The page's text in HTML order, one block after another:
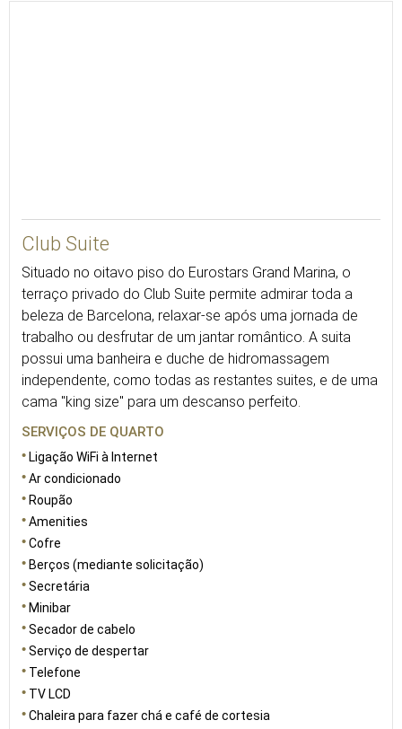
Club Suite
Situado no oitavo piso do Eurostars Grand Marina, o
terraço privado do Club Suite permite admirar toda a
beleza de Barcelona, relaxar-se após uma jornada de
trabalho ou desfrutar de um jantar romântico. A suita
possui uma banheira e duche de hidromassagem
independente, como todas as restantes suites, e de uma
cama "king size" para um descanso perfeito.
SERVIÇOS DE QUARTO
Ligação WiFi à Internet
Ar condicionado
Roupão
Amenities
Cofre
Berços (mediante solicitação)
Secretária
Minibar
Secador de cabelo
Serviço de despertar
Telefone
TV LCD
Chaleira para fazer chá e café de cortesia